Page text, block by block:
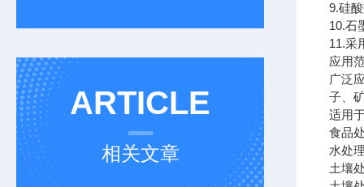
ARTICLE
相关文章
9.硅
10.石
11.采
应用
广泛
子、
适用
食品
水处
土壤